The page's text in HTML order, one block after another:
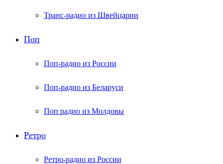
Транс-радио из Швейцарии
Поп
Поп-радио из России
Поп-радио из Беларуси
Поп радио из Молдовы
Ретро
Ретро-радио из России